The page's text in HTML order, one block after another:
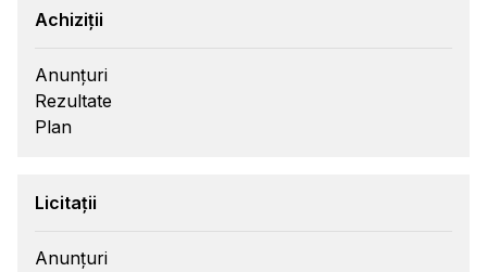
Achiziții
Anunțuri
Rezultate
Plan
Licitații
Anunțuri